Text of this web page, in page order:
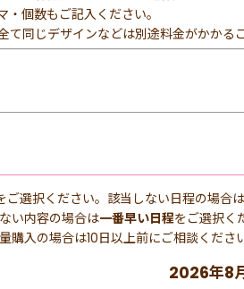
個数もご記入ください。
同じデザインなどは別途料金がかか
ご選択ください。該当しない日程の場合
い内容の場合は一番早い日程をご選択く
入の場合は10日以上前にご相談ください
2026年8